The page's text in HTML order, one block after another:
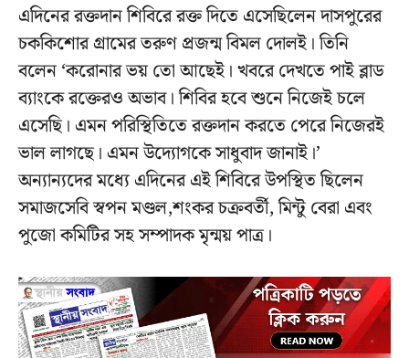
এদিনের রক্তদান শিবিরে রক্ত দিতে এসেছিলেন দাসপুরের
চককিশোর গ্রামের তরুণ প্রজন্ম বিমল দোলই। তিনি
বলেন ‘করোনার ভয় তো আছেই। খবরে দেখতে পাই ব্লাড
ব্যাংকে রক্তেরও অভাব। শিবির হবে শুনে নিজেই চলে
এসেছি। এমন পরিস্থিতিতে রক্তদান করতে পেরে নিজেরই
ভাল লাগছে। এমন উদ্যোগকে সাধুবাদ জানাই।’
অন্যান্যদের মধ্যে এদিনের এই শিবিরে উপস্থিত ছিলেন
সমাজসেবি স্বপন মণ্ডল,শংকর চক্রবর্তী, মিন্টু বেরা এবং
পুজো কমিটির সহ সম্পাদক মৃন্ময় পাত্র।